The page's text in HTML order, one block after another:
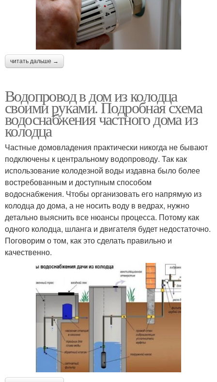
читать дальше →
Водопровод в дом из колодца
своими руками. Подробная схема
водоснабжения частного дома из
колодца
Частные домовладения практически никогда не бывают
подключены к центральному водопроводу. Так как
использование колодезной воды издавна было более
востребованным и доступным способом
водоснабжения. Чтобы организовать его напрямую из
колодца до дома, а не носить воду в ведрах, нужно
детально выяснить все нюансы процесса. Потому как
одного колодца, шланга и двигателя будет недостаточно.
Поговорим о том, как это сделать правильно и
качественно.